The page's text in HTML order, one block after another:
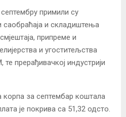
примили су
саобраћаја и складиштења
припреме и
и угоститељства
прерађивачкој индустрији
за септембар коштала
је покрива са 51,32 одсто.